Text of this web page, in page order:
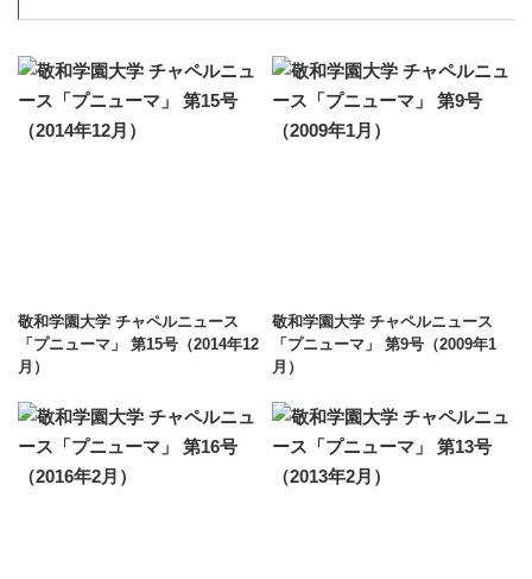
敬和学園大学 チャペルニュース
「プニューマ」 第15号（2014年12
月）
敬和学園大学 チャペルニュース
「プニューマ」 第9号（2009年1
月）